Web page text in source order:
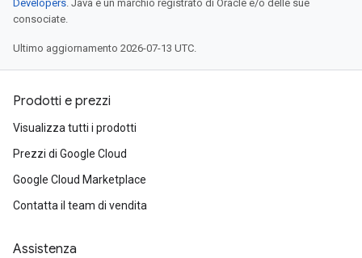
Developers. Java è un marchio registrato di Oracle e/o delle sue
consociate.
Ultimo aggiornamento 2026-07-13 UTC.
Prodotti e prezzi
Visualizza tutti i prodotti
Prezzi di Google Cloud
Google Cloud Marketplace
Contatta il team di vendita
Assistenza